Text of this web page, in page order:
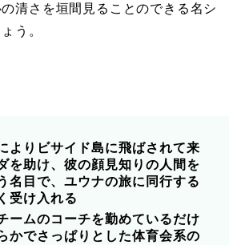
清さを垣間見ることのできる名シ
う。
よりビサイド島に飛ばされて来
を助け、彼の顔見知りの人間を
名目で、ユウナの旅に同行する
受け入れる
ームのコーチを勤めているだけ
かでさっぱりとした体育会系の